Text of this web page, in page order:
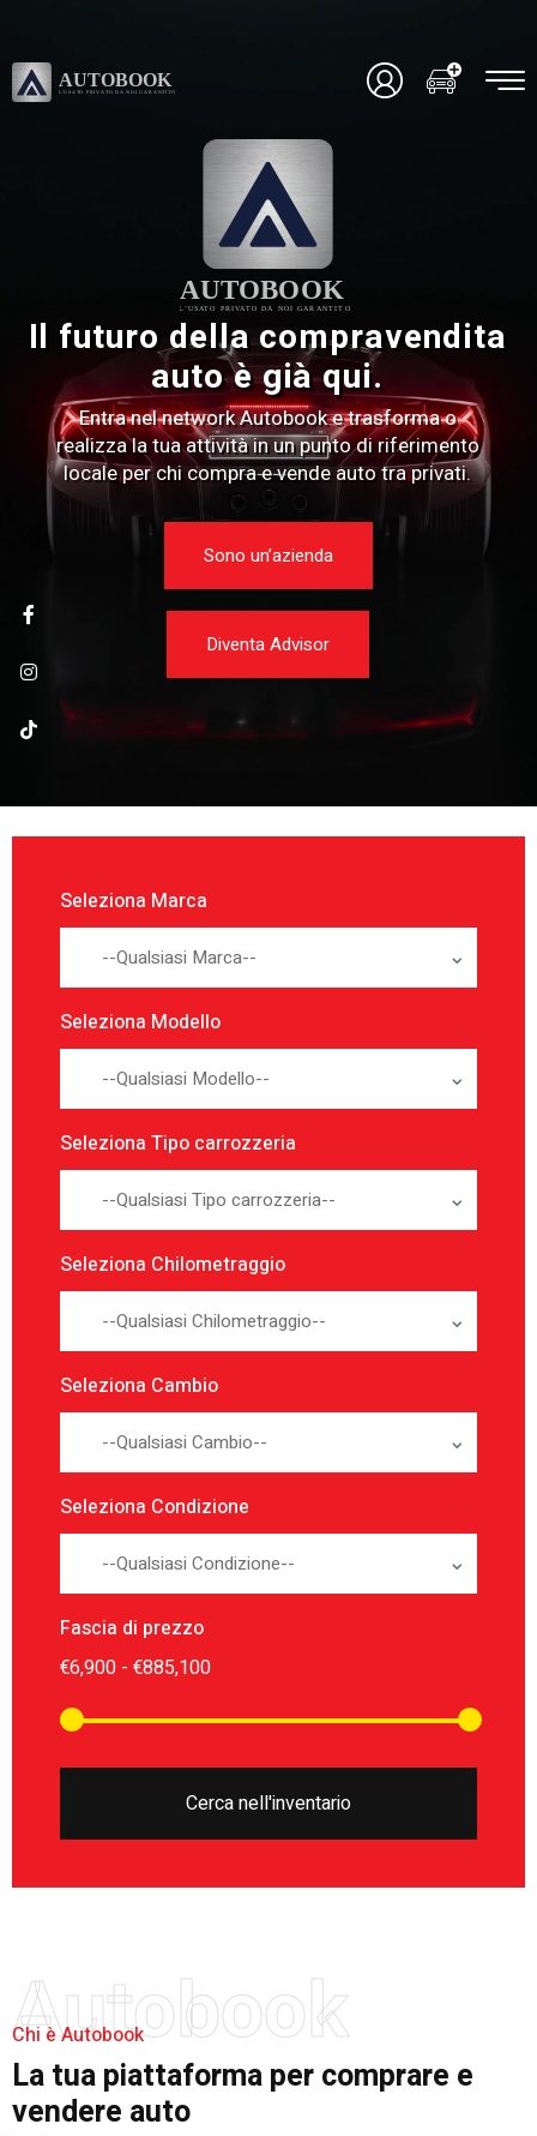
Il futuro della compravendita
auto è già qui.
Entra nel network Autobook e trasforma o
realizza la tua attività in un punto di riferimento
locale per chi compra e vende auto tra privati.
Diventa Advisor
Sono un’azienda
Seleziona Marca
--Qualsiasi Marca--
Seleziona Modello
--Qualsiasi Modello--
Seleziona Tipo carrozzeria
--Qualsiasi Tipo carrozzeria--
Seleziona Chilometraggio
--Qualsiasi Chilometraggio--
Seleziona Cambio
--Qualsiasi Cambio--
Seleziona Condizione
--Qualsiasi Condizione--
Fascia di prezzo
Cerca nell'inventario
Autobook
Chi è Autobook
La tua piattaforma per comprare e
vendere auto